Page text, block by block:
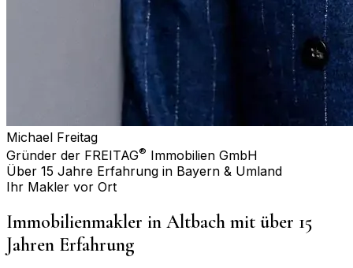
Michael Freitag
Gründer der FREITAG® Immobilien GmbH
Über 15 Jahre Erfahrung in Bayern & Umland
Ihr Makler vor Ort
Immobilienmakler in Altbach mit über 15
Jahren Erfahrung